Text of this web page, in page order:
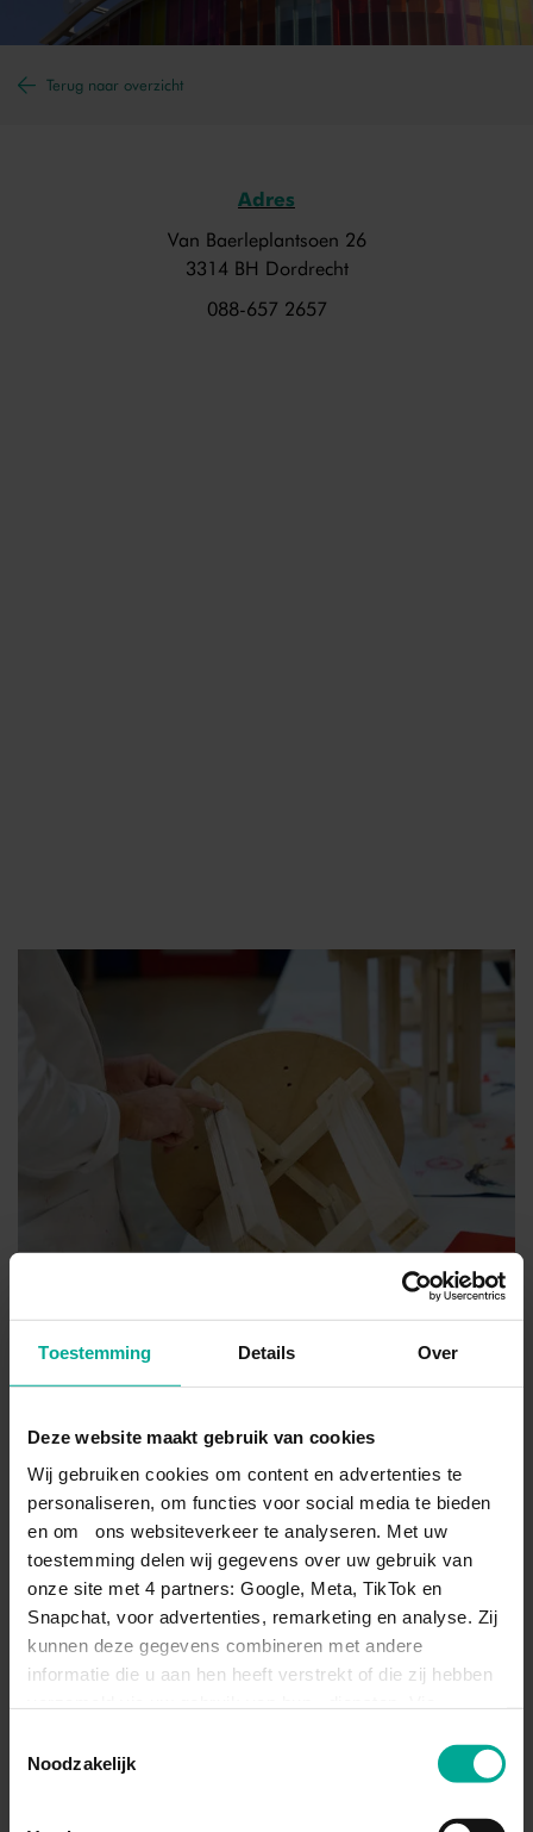
Toestemming Details Over
Deze website maakt gebruik van cookies
Wij gebruiken cookies om content en advertenties te
personaliseren, om functies voor social media te bieden
en om ons websiteverkeer te analyseren. Met uw
toestemming delen wij gegevens over uw gebruik van
onze site met 4 partners: Google, Meta, TikTok en
Snapchat, voor advertenties, remarketing en analyse. Zij
kunnen deze gegevens combineren met andere
informatie die u aan hen heeft verstrekt of die zij hebben
Noodzakelijk
Terug naar overzicht
Adres
Van Baerleplantsoen 26
3314 BH Dordrecht
088-657 2657